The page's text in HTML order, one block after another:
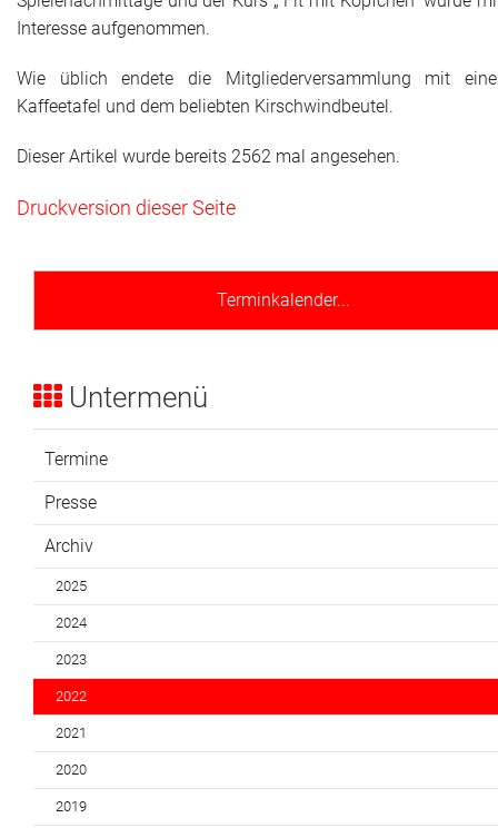
Interesse aufgenommen.
Wie üblich endete die Mitgliederversammlung mit
Kaffeetafel und dem beliebten Kirschwindbeutel.
Dieser Artikel wurde bereits 2562 mal angesehen.
Druckversion dieser Seite
Terminkalender...
Untermenü
Termine
Presse
Archiv
2025
2024
2023
2022
2021
2020
2019